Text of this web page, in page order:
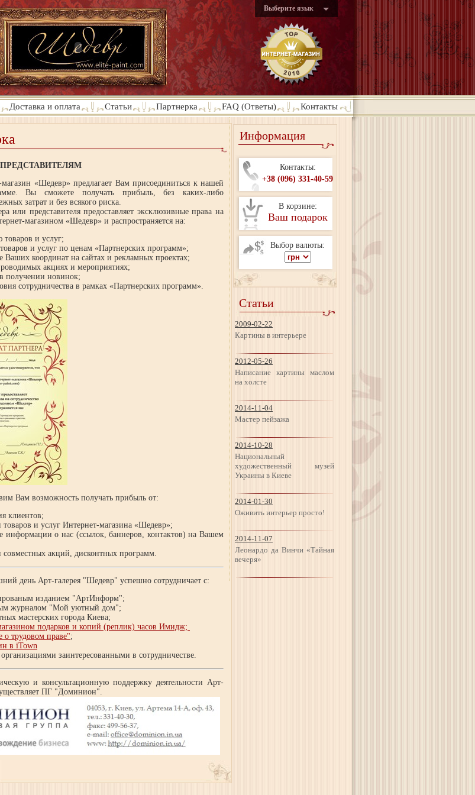
Выберите язык
Доставка и оплата Статьи Партнерка FAQ (Ответы) Контакты
«Шедевр» предлагает Вам присоединиться к нашей
Вы сможете получать прибыль, без каких-либо
затрат и без всякого риска.
представителя предоставляет эксклюзивные права на
магазином «Шедевр» и распространяется на:
товаров и услуг;
и услуг по ценам «Партнерских программ»;
Ваших координат на сайтах и рекламных проектах;
акциях и мероприятиях;
получении новинок;
сотрудничества в рамках «Партнерских программ».
Вам возможность получать прибыль от:
клиентов;
товаров и услуг Интернет-магазина «Шедевр»;
информации о нас (ссылок, баннеров, контактов) на Вашем
совместных акций, дисконтных программ.
день Арт-галерея "Шедевр" успешно сотрудничает с:
изданием "АртИнформ";
журналом "Мой уютный дом";
мастерских города Киева;
подарков и копий (реплик) часов Имидж;
о трудовом праве";
в iTown
заинтересованными в сотрудничестве.
консультационную поддержку деятельности Арт-
ПГ "Доминион".
Информация
Контакты:
+38 (096) 331-40-59
В корзине:
Ваш подарок
Выбор валюты:
Статьи
2009-02-22
Картины в интерьере
2012-05-26
Написание картины маслом
на холсте
2014-11-04
Мастер пейзажа
2014-10-28
Национальный
художественный музей
Украины в Киеве
2014-01-30
Оживить интерьер просто!
2014-11-07
Леонардо да Винчи «Тайная
вечеря»